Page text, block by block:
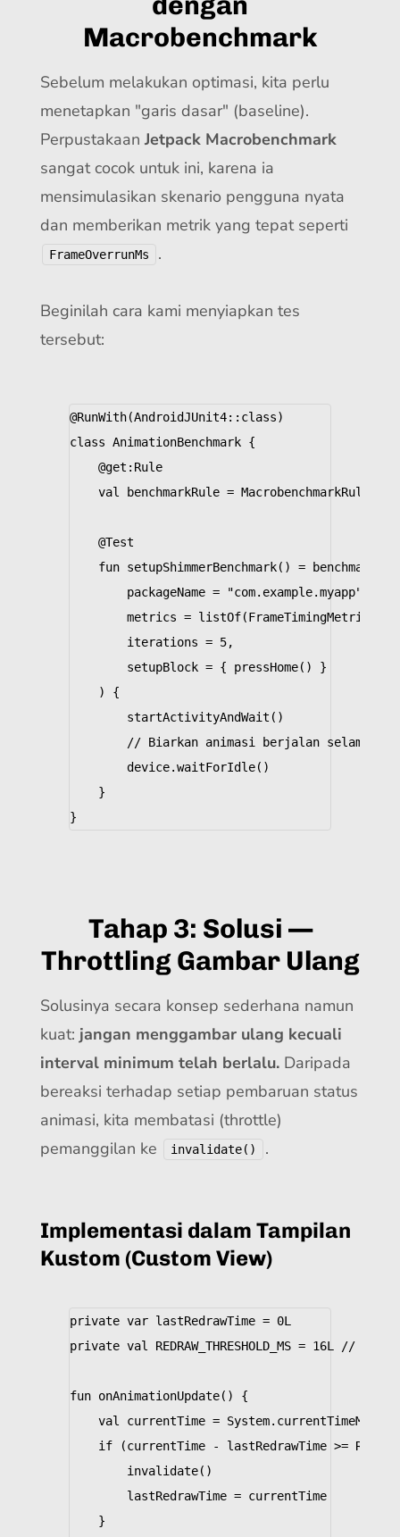
Macrobenchmark
Sebelum melakukan optimasi, kita perlu
menetapkan "garis dasar" (baseline).
Perpustakaan Jetpack Macrobenchmark
sangat cocok untuk ini, karena ia
mensimulasikan skenario pengguna nyata
dan memberikan metrik yang tepat seperti
FrameOverrunMs .
Beginilah cara kami menyiapkan tes
tersebut:
@RunWith(AndroidJUnit4:: class)
class AnimationBenchmark {
@get : Rule
val
benchmarkRule = MacrobenchmarkRule
@Test
fun setupShimmerBenchmark() =
packageName = "com.example.myapp"
metrics = listOf(FrameTimingMetric
iterations = 5,
setupBlock = { pressHome()
}
)
{
startActivityAndWait ()
// Biarkan animasi berjalan selama
device.waitForIdle()
}
}
Tahap 3: Solusi —
Throttling Gambar Ulang
Solusinya secara konsep sederhana namun
kuat: jangan menggambar ulang kecuali
interval minimum telah berlalu.Daripada
bereaksi terhadap setiap pembaruan status
animasi, kita membatasi (throttle)
pemanggilan ke
invalidate() .
Implementasi dalam Tampilan
Kustom (Custom View)
private var lastRedrawTime = 0L
private val REDRAW_THRESHOLD_MS = 16L //
fun onAnimationUpdate()
{
val
currentTime = System. currentTimeMillis
if
(currentTime - lastRedrawTime >=
invalidate()
lastRedrawTime = currentTime
}